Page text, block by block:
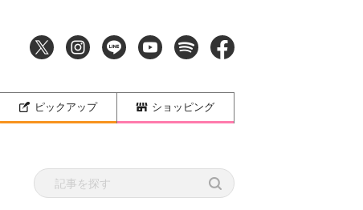
ピックアップ ショッピング